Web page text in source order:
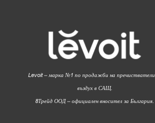
Levoit – марка №1 по продажби на пречистватели
въздух в САЩ.
8Трейд ООД – официален вносител за България.